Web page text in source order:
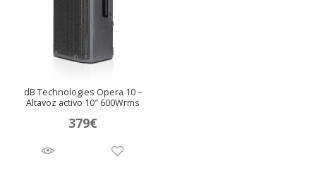
dB Technologies Opera 10 –
Altavoz activo 10″ 600Wrms
379€